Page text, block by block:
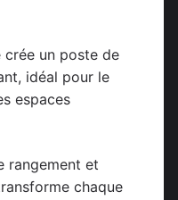
crée un poste de
idéal pour le
espaces
rangement et
chaque